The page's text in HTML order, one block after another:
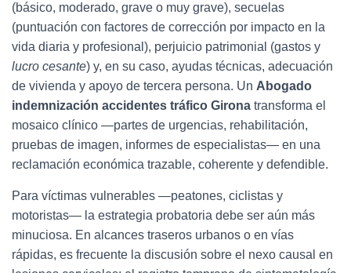
(básico, moderado, grave o muy grave), secuelas
(puntuación con factores de corrección por impacto en la
vida diaria y profesional), perjuicio patrimonial (gastos y
lucro cesante) y, en su caso, ayudas técnicas, adecuación
de vivienda y apoyo de tercera persona. Un Abogado
indemnización accidentes tráfico Girona transforma el
mosaico clínico —partes de urgencias, rehabilitación,
pruebas de imagen, informes de especialistas— en una
reclamación económica trazable, coherente y defendible.
Para víctimas vulnerables —peatones, ciclistas y
motoristas— la estrategia probatoria debe ser aún más
minuciosa. En alcances traseros urbanos o en vías
rápidas, es frecuente la discusión sobre el nexo causal en